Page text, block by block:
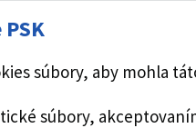
súbory, aby mohla
súbory,